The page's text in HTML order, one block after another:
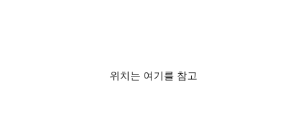
위치는 여기를 참고